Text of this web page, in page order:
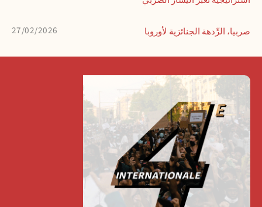
27/02/2026 صربيا، الرِّدهة الجنائزية لأوروبا